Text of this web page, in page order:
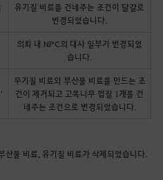
유기질 비료를 건네주는 조건이 달걀로
변경되었습니다.
의뢰 내 NPC의 대사 일부가 변경되었
습니다.
무기질 비료와 부산물 비료를 만드는 조
건이 제거되고 고목나무 껍질 1개를 건
네주는 조건으로 변경되었습니다.
산물 비료, 유기질 비료가 삭제되었습니다.